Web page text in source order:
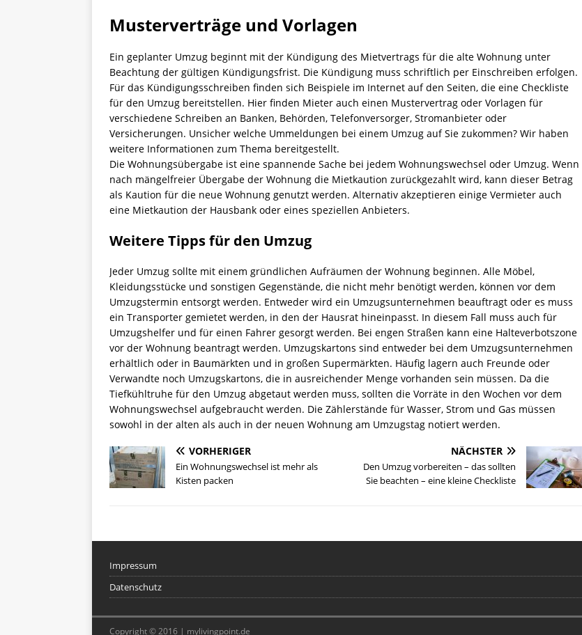
Musterverträge und Vorlagen
Ein geplanter Umzug beginnt mit der Kündigung des Mietvertrags für die alte Wohnung unter
Beachtung der gültigen Kündigungsfrist. Die Kündigung muss schriftlich per Einschreiben erfolgen.
Für das Kündigungsschreiben finden sich Beispiele im Internet auf den Seiten, die eine Checkliste
für den Umzug bereitstellen. Hier finden Mieter auch einen Mustervertrag oder Vorlagen für
verschiedene Schreiben an Banken, Behörden, Telefonversorger, Stromanbieter oder
Versicherungen. Unsicher welche Ummeldungen bei einem Umzug auf Sie zukommen? Wir haben
weitere Informationen zum Thema bereitgestellt.
Die Wohnungsübergabe ist eine spannende Sache bei jedem Wohnungswechsel oder Umzug. Wenn
nach mängelfreier Übergabe der Wohnung die Mietkaution zurückgezahlt wird, kann dieser Betrag
als Kaution für die neue Wohnung genutzt werden. Alternativ akzeptieren einige Vermieter auch
eine Mietkaution der Hausbank oder eines speziellen Anbieters.
Weitere Tipps für den Umzug
Jeder Umzug sollte mit einem gründlichen Aufräumen der Wohnung beginnen. Alle Möbel,
Kleidungsstücke und sonstigen Gegenstände, die nicht mehr benötigt werden, können vor dem
Umzugstermin entsorgt werden. Entweder wird ein Umzugsunternehmen beauftragt oder es muss
ein Transporter gemietet werden, in den der Hausrat hineinpasst. In diesem Fall muss auch für
Umzugshelfer und für einen Fahrer gesorgt werden. Bei engen Straßen kann eine Halteverbotszone
vor der Wohnung beantragt werden. Umzugskartons sind entweder bei dem Umzugsunternehmen
erhältlich oder in Baumärkten und in großen Supermärkten. Häufig lagern auch Freunde oder
Verwandte noch Umzugskartons, die in ausreichender Menge vorhanden sein müssen. Da die
Tiefkühltruhe für den Umzug abgetaut werden muss, sollten die Vorräte in den Wochen vor dem
Wohnungswechsel aufgebraucht werden. Die Zählerstände für Wasser, Strom und Gas müssen
sowohl in der alten als auch in der neuen Wohnung am Umzugstag notiert werden.
VORHERIGER
Ein Wohnungswechsel ist mehr als
Kisten packen
NÄCHSTER
Den Umzug vorbereiten – das sollten
Sie beachten – eine kleine Checkliste
Impressum
Datenschutz
Copyright © 2016 | mylivingpoint.de